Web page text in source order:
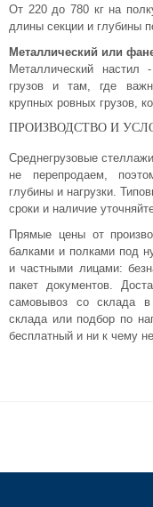
От 220 до 780 кг на
длины секции и глубины
Металлический или
Металлический
грузов и там, где
крупных ровных грузов,
ПРОИЗВОДСТВО И
Среднегрузовые
не перепродаем,
глубины и нагрузки.
сроки и наличие
Прямые цены от
балками и полками под
и частными лицами:
пакет документов.
самовывоз со склада
склада или подбор по
бесплатный и ни к чему